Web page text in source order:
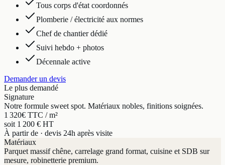
Tous corps d'état coordonnés
Plomberie / électricité aux normes
Chef de chantier dédié
Suivi hebdo + photos
Décennale active
Demander un devis
Le plus demandé
Signature
Notre formule sweet spot. Matériaux nobles, finitions soignées.
1 320€ TTC / m²
soit 1 200 € HT
À partir de · devis 24h après visite
Matériaux
Parquet massif chêne, carrelage grand format, cuisine et SDB sur
mesure, robinetterie premium.